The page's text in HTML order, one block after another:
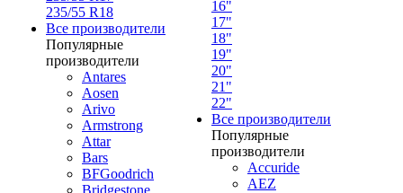
235/55 R18
Все производители
Популярные
производители
Antares
Aosen
Arivo
Armstrong
Attar
Bars
BFGoodrich
Bridgestone
16"
17"
18"
19"
20"
21"
22"
Все производители
Популярные
производители
Accuride
AEZ